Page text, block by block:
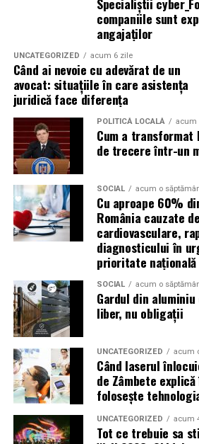
asupra fanilor și infrastructurii
specialiștii atrag atenția că firmele
inclusiv atunci când nu au nicio
industria sportului, turismului sau
Atacurile sunt mai eficiente în
evenimentelor globale
Campaniile de phishing asociate
importante profită de interesul
presiunea timpului și de teama
pierde o ofertă sau o oportunitate.
ultimele bilete disponibile, acces
sau câștigarea unui premiu pot
reacționeze înainte de a verifica
Turneul se încheie pe 19 iulie, iar
o intensificare a activității
finalei. Printre cele mai utilizate
transmisiunile pirat, biletele
tombolele, concursurile și falsele
Pentru a răspunde riscurilor tot
cyber_Folks a lansat la finalul lunii
primul asistent AI integrat într-un
din România. Acesta poate efectua,
utilizatorului, un audit al securității
Specialiștii
companiile sunt
angajaților
UNCATEGORIZED acum 6 zile
Când ai nevoie cu adevărat de un
avocat: situațiile în care asistența
juridică face diferența
POLITICĂ LOCALĂ acum
Cum a transformat
de trecere într-un
SOCIAL acum o
Cu aproape 60%
România cauzate
cardiovasculare,
diagnosticului în
prioritate națională
SOCIAL acum o
Gardul din
liber, nu obligații
UNCATEGORIZED acum
Când laserul
de Zâmbete
folosește
UNCATEGORIZED acum
Tot ce trebuie sa